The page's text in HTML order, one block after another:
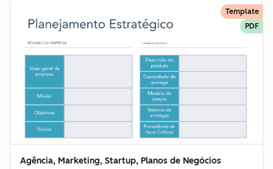
Template
PDF
Agência, Marketing, Startup, Planos de Negócios